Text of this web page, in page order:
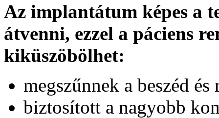
Az implantátum képes a
átvenni, ezzel a páciens
kiküszöbölhet:
megszűnnek a beszéd
biztosított a nagyobb